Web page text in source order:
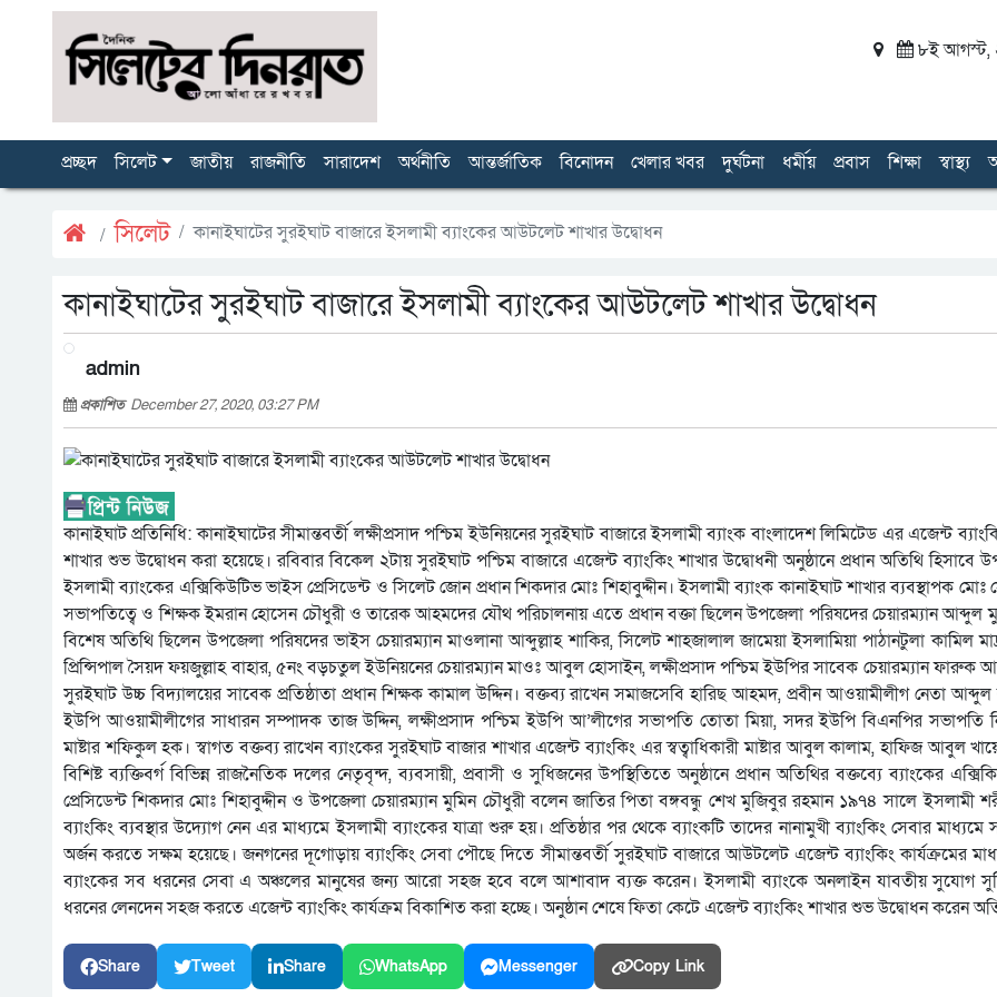
৮ই আগস্ট,
প্রচ্ছদ সিলেট জাতীয় রাজনীতি সারাদেশ অর্থনীতি আন্তর্জাতিক বিনোদন খেলার খবর দুর্ঘটনা ধর্মীয় প্রবাস শিক্ষা স্বাস্থ্য
সিলেট কানাইঘাটের সুরইঘাট বাজারে ইসলামী ব্যাংকের আউটলেট শাখার উদ্বোধন
কানাইঘাটের সুরইঘাট বাজারে ইসলামী ব্যাংকের আউটলেট শাখার উদ্বোধন
admin
প্রকাশিত December 27, 2020, 03:27 PM
কানাইঘাট প্রতিনিধি: কানাইঘাটের সীমান্তবর্তী লক্ষীপ্রসাদ পশ্চিম ইউনিয়নের সুরইঘাট বাজারে ইসলামী ব্যাংক বাংলাদেশ লিমিটেড এর এজেন্ট
শাখার শুভ উদ্বোধন করা হয়েছে। রবিবার বিকেল ২টায় সুরইঘাট পশ্চিম বাজারে এজেন্ট ব্যাংকিং শাখার উদ্বোধনী অনুষ্ঠানে প্রধান অতিথি হিসাবে
ইসলামী ব্যাংকের এক্সিকিউটিভ ভাইস প্রেসিডেন্ট ও সিলেট জোন প্রধান শিকদার মোঃ শিহাবুদ্দীন। ইসলামী ব্যাংক কানাইঘাট শাখার ব্যবস্থাপক মোঃ
সভাপতিত্বে ও শিক্ষক ইমরান হোসেন চৌধুরী ও তারেক আহমদের যৌথ পরিচালনায় এতে প্রধান বক্তা ছিলেন উপজেলা পরিষদের চেয়ারম্যান আব্দুল
বিশেষ অতিথি ছিলেন উপজেলা পরিষদের ভাইস চেয়ারম্যান মাওলানা আব্দুল্লাহ শাকির, সিলেট শাহজালাল জামেয়া ইসলামিয়া পাঠানটুলা কামিল
প্রিন্সিপাল সৈয়দ ফয়জুল্লাহ বাহার, ৫নং বড়চতুল ইউনিয়নের চেয়ারম্যান মাওঃ আবুল হোসাইন, লক্ষীপ্রসাদ পশ্চিম ইউপির সাবেক চেয়ারম্যান ফারুক
সুরইঘাট উচ্চ বিদ্যালয়ের সাবেক প্রতিষ্ঠাতা প্রধান শিক্ষক কামাল উদ্দিন। বক্তব্য রাখেন সমাজসেবি হারিছ আহমদ, প্রবীন আওয়ামীলীগ নেতা
ইউপি আওয়ামীলীগের সাধারন সম্পাদক তাজ উদ্দিন, লক্ষীপ্রসাদ পশ্চিম ইউপি আ’লীগের সভাপতি তোতা মিয়া, সদর ইউপি বিএনপির সভাপতি
মাষ্টার শফিকুল হক। স্বাগত বক্তব্য রাখেন ব্যাংকের সুরইঘাট বাজার শাখার এজেন্ট ব্যাংকিং এর স্বত্বাধিকারী মাষ্টার আবুল কালাম, হাফিজ আবুল
বিশিষ্ট ব্যক্তিবর্গ বিভিন্ন রাজনৈতিক দলের নেতৃবৃন্দ, ব্যবসায়ী, প্রবাসী ও সুধিজনের উপস্থিতিতে অনুষ্ঠানে প্রধান অতিথির বক্তব্যে ব্যাংকের
প্রেসিডেন্ট শিকদার মোঃ শিহাবুদ্দীন ও উপজেলা চেয়ারম্যান মুমিন চৌধুরী বলেন জাতির পিতা বঙ্গবন্ধু শেখ মুজিবুর রহমান ১৯৭৪ সালে ইসলামী
ব্যাংকিং ব্যবস্থার উদ্যোগ নেন এর মাধ্যমে ইসলামী ব্যাংকের যাত্রা শুরু হয়। প্রতিষ্ঠার পর থেকে ব্যাংকটি তাদের নানামুখী ব্যাংকিং সেবার
অর্জন করতে সক্ষম হয়েছে। জনগনের দূগোড়ায় ব্যাংকিং সেবা পৌছে দিতে সীমান্তবর্তী সুরইঘাট বাজারে আউটলেট এজেন্ট ব্যাংকিং কার্যক্রমের
ব্যাংকের সব ধরনের সেবা এ অঞ্চলের মানুষের জন্য আরো সহজ হবে বলে আশাবাদ ব্যক্ত করেন। ইসলামী ব্যাংকে অনলাইন যাবতীয় সুযোগ
ধরনের লেনদেন সহজ করতে এজেন্ট ব্যাংকিং কার্যক্রম বিকাশিত করা হচ্ছে। অনুষ্ঠান শেষে ফিতা কেটে এজেন্ট ব্যাংকিং শাখার শুভ উদ্বোধন করেন
Share Tweet Share WhatsApp Messenger Copy Link